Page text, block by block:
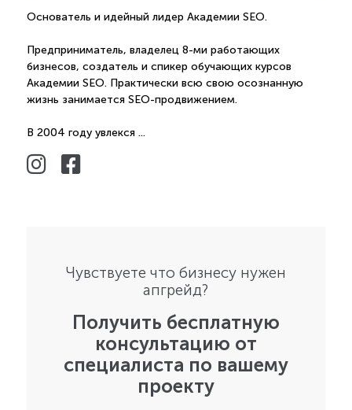
Основатель и идейный лидер Академии SEO.
Предприниматель, владелец 8-ми работающих
бизнесов, создатель и спикер обучающих курсов
Академии SEO. Практически всю свою осознанную
жизнь занимается SEO-продвижением.
В 2004 году увлекся ...
Чувствуете что бизнесу нужен
апгрейд?
Получить бесплатную
консультацию от
специалиста по вашему
проекту